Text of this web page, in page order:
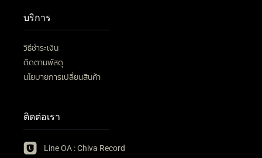
บริการ
วิธีชำระเงิน
ติดตามพัสดุ
นโยบายการเปลี่ยนสินค้า
ติดต่อเรา
Line OA : Chiva Record